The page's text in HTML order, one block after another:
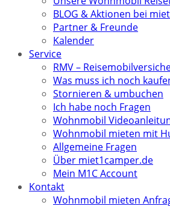
BLOG & Aktionen bei
Partner & Freunde
Kalender
Service
RMV –
Was muss ich noch
Stornieren & umbuchen
Ich habe noch Fragen
Wohnmobil
Wohnmobil mieten mit
Allgemeine Fragen
Über miet1camper.de
Mein M1C Account
Kontakt
Wohnmobil mieten